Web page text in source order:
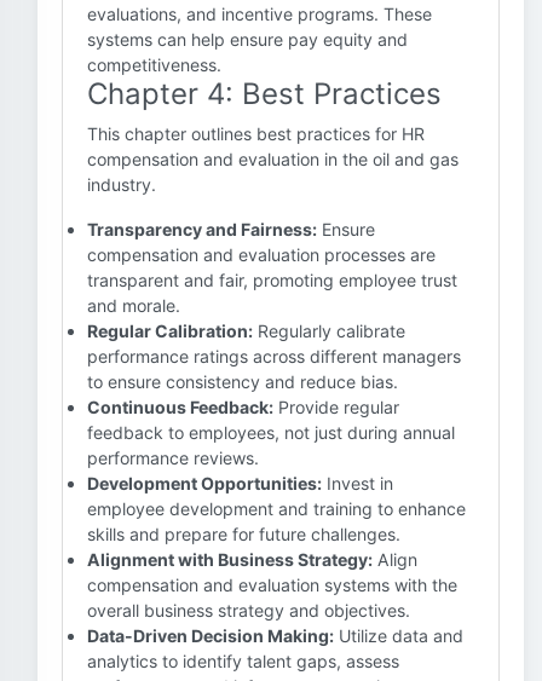
evaluations, and incentive programs. These
systems can help ensure pay equity and
competitiveness.
Chapter 4: Best Practices
This chapter outlines best practices for HR
compensation and evaluation in the oil and gas
industry.
Transparency and Fairness: Ensure
compensation and evaluation processes are
transparent and fair, promoting employee trust
and morale.
Regular Calibration: Regularly calibrate
performance ratings across different managers
to ensure consistency and reduce bias.
Continuous Feedback: Provide regular
feedback to employees, not just during annual
performance reviews.
Development Opportunities: Invest in
employee development and training to enhance
skills and prepare for future challenges.
Alignment with Business Strategy: Align
compensation and evaluation systems with the
overall business strategy and objectives.
Data-Driven Decision Making: Utilize data and
analytics to identify talent gaps, assess